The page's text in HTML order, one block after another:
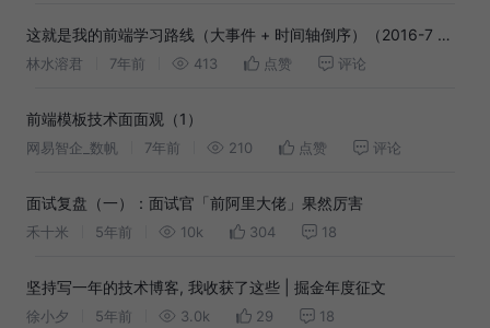
这就是我的前端学习路线（大事件 + 时间轴倒序）（2016-7 至
今）
林水溶君 7年前 413 点赞 评论
前端模板技术面面观（1）
网易智企_数帆 7年前 210 点赞 评论
面试复盘（一）：面试官「前阿里大佬」果然厉害
禾十米 5年前 10k 304 18
坚持写一年的技术博客, 我收获了这些 | 掘金年度征文
徐小夕 5年前 3.0k 29 18